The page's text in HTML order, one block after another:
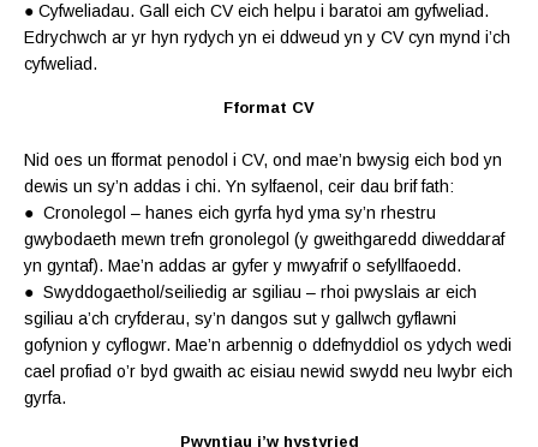
● Cyfweliadau. Gall eich CV eich helpu i baratoi am gyfweliad.
Edrychwch ar yr hyn rydych yn ei ddweud yn y CV cyn mynd i’ch
cyfweliad.
Fformat CV
Nid oes un fformat penodol i CV, ond mae’n bwysig eich bod yn
dewis un sy’n addas i chi. Yn sylfaenol, ceir dau brif fath:
● Cronolegol – hanes eich gyrfa hyd yma sy’n rhestru
gwybodaeth mewn trefn gronolegol (y gweithgaredd diweddaraf
yn gyntaf). Mae’n addas ar gyfer y mwyafrif o sefyllfaoedd.
● Swyddogaethol/seiliedig ar sgiliau – rhoi pwyslais ar eich
sgiliau a’ch cryfderau, sy’n dangos sut y gallwch gyflawni
gofynion y cyflogwr. Mae’n arbennig o ddefnyddiol os ydych wedi
cael profiad o’r byd gwaith ac eisiau newid swydd neu lwybr eich
gyrfa.
Pwyntiau i’w hystyried